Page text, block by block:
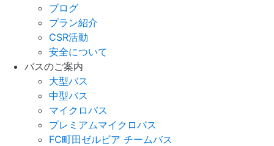
ブログ
プラン紹介
CSR活動
安全について
バスのご案内
大型バス
中型バス
マイクロバス
プレミアムマイクロバス
FC町田ゼルビア チームバス